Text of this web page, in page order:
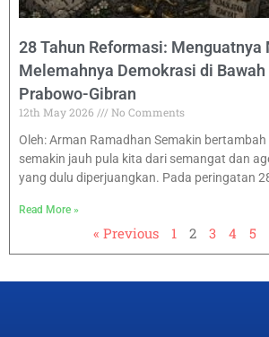
28 Tahun Reformasi:
Melemahnya Demokrasi di Bawah
Prabowo-Gibran
12th May 2026
No Comments
Oleh: Arman Ramadhan Semakin
semakin jauh pula kita dari semangat dan
yang dulu diperjuangkan. Pada peringatan
Read More »
« Previous 1 2 3 4 5